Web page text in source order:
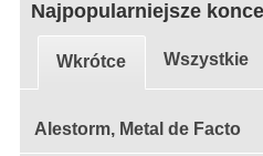
Najpopularniejsze
Wkrótce Wszystkie
Alestorm, Metal de Facto